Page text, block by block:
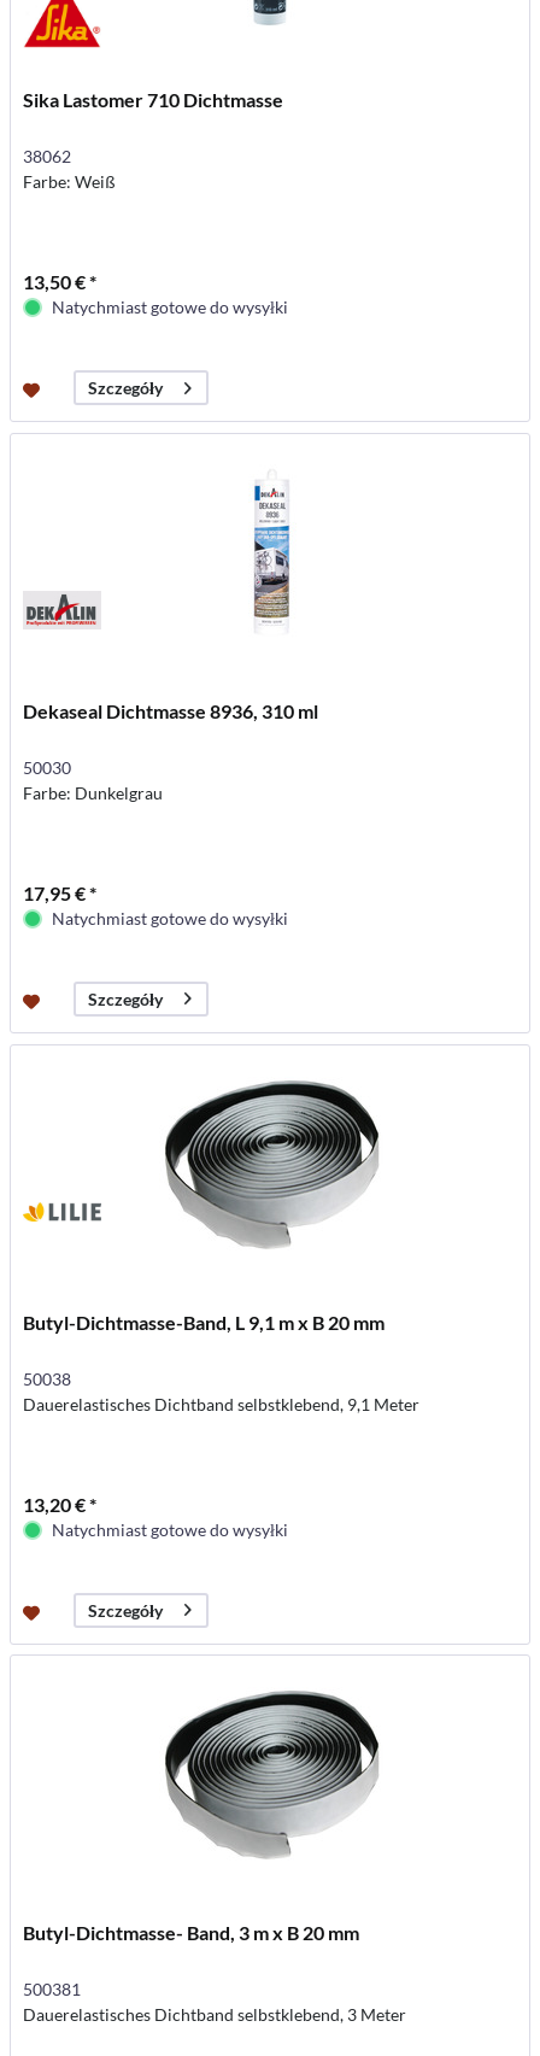
Sika Lastomer 710 Dichtmasse
38062
Farbe: Weiß
13,50 € *
Natychmiast gotowe do wysyłki
Szczegóły
Dekaseal Dichtmasse 8936, 310 ml
50030
Farbe: Dunkelgrau
17,95 € *
Natychmiast gotowe do wysyłki
Szczegóły
Butyl-Dichtmasse-Band, L 9,1 m x B 20 mm
50038
Dauerelastisches Dichtband selbstklebend, 9,1 Meter
13,20 € *
Natychmiast gotowe do wysyłki
Szczegóły
Butyl-Dichtmasse- Band, 3 m x B 20 mm
500381
Dauerelastisches Dichtband selbstklebend, 3 Meter